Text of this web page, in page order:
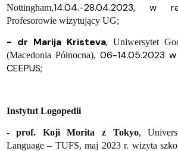
Nottingham,14.04.-28.04.2023, w
Profesorowie wizytujący UG;
- dr Marija Kristeva,Uniwersytet
(Macedonia Północna), 06-14.05.2023
CEEPUS;
Instytut Logopedii
- prof. Koji Morita z Tokyo,
Language – TUFS, maj 2023 r. wizyta